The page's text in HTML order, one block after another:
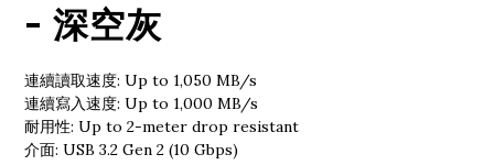
- 深空灰
連續讀取速度: Up to 1,050 MB/s
連續寫入速度: Up to 1,000 MB/s
耐用性: Up to 2-meter drop resistant
介面: USB 3.2 Gen 2 (10 Gbps)